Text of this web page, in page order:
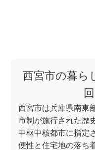
西宮市の暮ら
西宮市は兵庫県南東
市制が施行された歴
中枢中核都市に指定
便性と住宅地の落ち